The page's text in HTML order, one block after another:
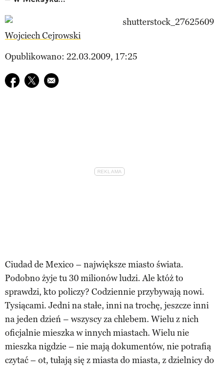
Wojciech Cejrowski
Opublikowano: 22.03.2009, 17:25
Udostępnij na facebook
Udostępnij na twitter
E-mail do przyjaciela
Ciudad de Mexico – największe miasto świata.
Podobno żyje tu 30 milionów ludzi. Ale któż to
sprawdzi, kto policzy? Codziennie przybywają nowi.
Tysiącami. Jedni na stałe, inni na trochę, jeszcze inni
na jeden dzień – wszyscy za chlebem. Wielu z nich
oficjalnie mieszka w innych miastach. Wielu nie
mieszka nigdzie – nie mają dokumentów, nie potrafią
czytać – ot, tułają się z miasta do miasta, z dzielnicy do